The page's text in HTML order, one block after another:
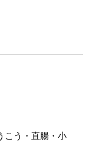
こう・直腸・小